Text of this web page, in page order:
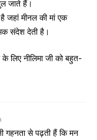
जाते हैं।
है जहां मीनल की मां एक
संदेश देती है।
लिए नीलिमा जी को बहुत-
गहनता से पढ़ती हैं कि मन